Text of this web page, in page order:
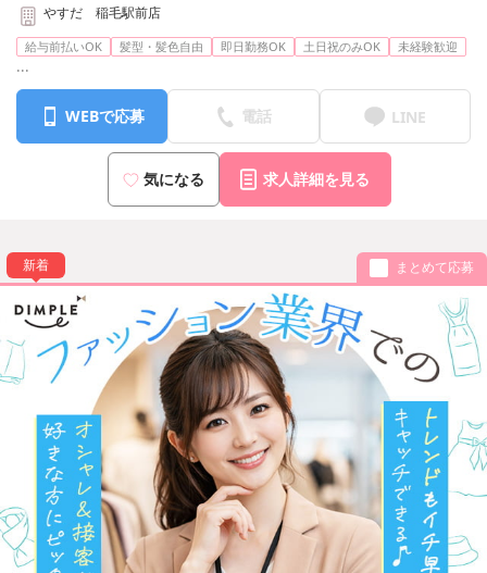
やすだ 稲毛駅前店
給与前払いOK 髪型・髪色自由 即日勤務OK 土日祝のみOK 未経験歓迎
...
WEBで応募 電話 LINE
気になる 求人詳細を見る
新着 まとめて応募